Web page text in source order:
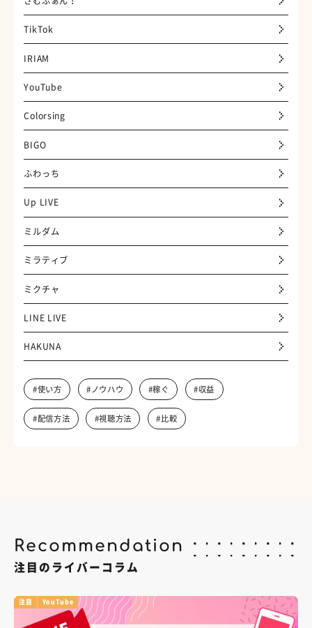
TikTok
IRIAM
YouTube
Colorsing
BIGO
ふわっち
Up LIVE
ミルダム
ミラティブ
ミクチャ
LINE LIVE
HAKUNA
#使い方 #ノウハウ #稼ぐ #収益
#配信方法 #視聴方法 #比較
Recommendation
注目のライバーコラム
注目 YouTube